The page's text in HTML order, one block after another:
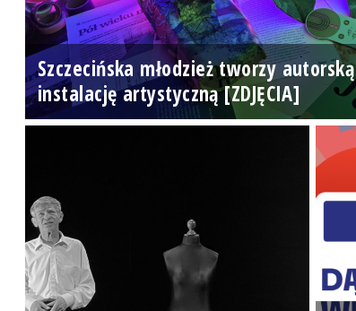
Szczecińska młodzież tworzy autorską
instalację artystyczną [ZDJĘCIA]